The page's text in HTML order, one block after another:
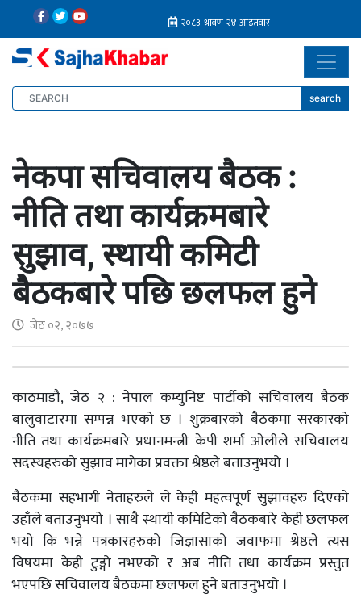
search
नेकपा सचिवालय बैठक :
नीति तथा कार्यक्रमबारे
सुझाव, स्थायी कमिटी
बैठकबारे पछि छलफल हुने
जेठ ०२, २०७७
काठमाडौ, जेठ २ : नेपाल कम्युनिष्ट पार्टीको सचिवालय बैठक
बालुवाटारमा सम्पन्न भएको छ । शुक्रबारको बैठकमा सरकारको
नीति तथा कार्यक्रमबारे प्रधानमन्त्री केपी शर्मा ओलीले सचिवालय
सदस्यहरुको सुझाव मागेका प्रवक्ता श्रेष्ठले बताउनुभयो ।
बैठकमा सहभागी नेताहरुले ले केही महत्वपूर्ण सुझावहरु दिएको
उहाँले बताउनुभयो । साथै स्थायी कमिटिको बैठकबारे केही छलफल
भयो कि भन्ने पत्रकारहरुको जिज्ञासाको जवाफमा श्रेष्ठले त्यस
विषयमा केही टुङ्गो नभएको र अब नीति तथा कार्यक्रम प्रस्तुत
भएपछि सचिवालय बैठकमा छलफल हुने बताउनुभयो ।